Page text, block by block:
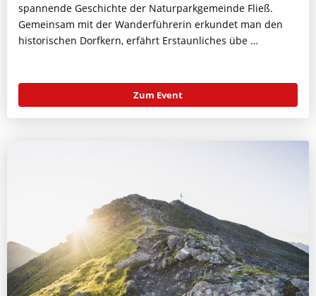
spannende Geschichte der Naturparkgemeinde Fließ.
Gemeinsam mit der Wanderführerin erkundet man den
historischen Dorfkern, erfährt Erstaunliches übe …
Zum Event